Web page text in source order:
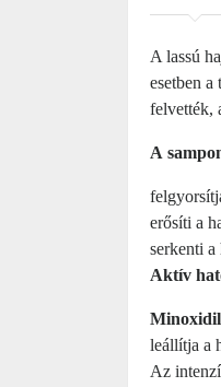
A lassú
esetben
felvették,
A
erősíti a
serkenti a
Aktív
Minoxidil
leállítja a
Az